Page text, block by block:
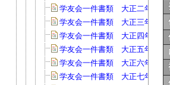
学友会一件書類 大正二年度
学友会一件書類 大正三年度
学友会一件書類 大正四年度
学友会一件書類 大正五年度
学友会一件書類 大正六年度
学友会一件書類 大正七年(40)